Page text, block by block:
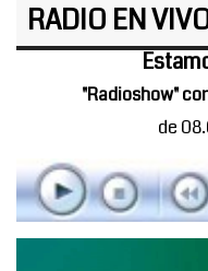
RADIO EN
"Radioshow"
de